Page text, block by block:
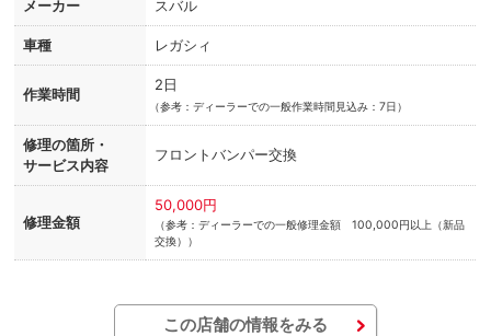
メーカー スバル
車種 レガシィ
作業時間
2日
（参考：ディーラーでの一般作業時間見込み：7日）
修理の箇所・
サービス内容
フロントバンパー交換
修理金額
50,000円
（参考：ディーラーでの一般修理金額 100,000円以上（新品
交換））
この店舗の情報をみる